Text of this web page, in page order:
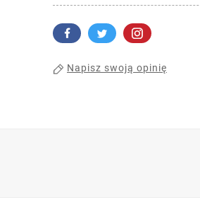
Napisz swoją opinię